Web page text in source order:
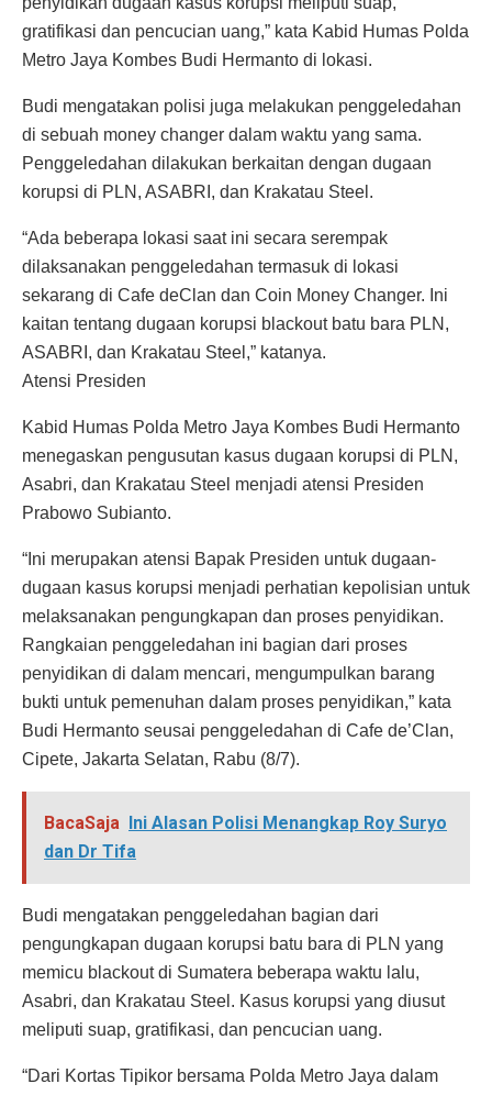
gratifikasi dan pencucian uang,” kata Kabid Humas Polda
Metro Jaya Kombes Budi Hermanto di lokasi.
Budi mengatakan polisi juga melakukan penggeledahan
di sebuah money changer dalam waktu yang sama.
Penggeledahan dilakukan berkaitan dengan dugaan
korupsi di PLN, ASABRI, dan Krakatau Steel.
“Ada beberapa lokasi saat ini secara serempak
dilaksanakan penggeledahan termasuk di lokasi
sekarang di Cafe deClan dan Coin Money Changer. Ini
kaitan tentang dugaan korupsi blackout batu bara PLN,
ASABRI, dan Krakatau Steel,” katanya.
Atensi Presiden
Kabid Humas Polda Metro Jaya Kombes Budi Hermanto
menegaskan pengusutan kasus dugaan korupsi di PLN,
Asabri, dan Krakatau Steel menjadi atensi Presiden
Prabowo Subianto.
“Ini merupakan atensi Bapak Presiden untuk dugaan-
dugaan kasus korupsi menjadi perhatian kepolisian untuk
melaksanakan pengungkapan dan proses penyidikan.
Rangkaian penggeledahan ini bagian dari proses
penyidikan di dalam mencari, mengumpulkan barang
bukti untuk pemenuhan dalam proses penyidikan,” kata
Budi Hermanto seusai penggeledahan di Cafe de’Clan,
Cipete, Jakarta Selatan, Rabu (8/7).
BacaSaja Ini Alasan Polisi Menangkap Roy Suryo
dan Dr Tifa
Budi mengatakan penggeledahan bagian dari
pengungkapan dugaan korupsi batu bara di PLN yang
memicu blackout di Sumatera beberapa waktu lalu,
Asabri, dan Krakatau Steel. Kasus korupsi yang diusut
meliputi suap, gratifikasi, dan pencucian uang.
“Dari Kortas Tipikor bersama Polda Metro Jaya dalam